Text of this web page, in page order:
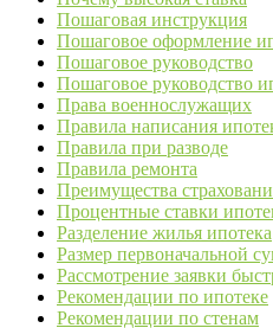
Пошаговая инструкция
Пошаговое оформление
Пошаговое руководство
Пошаговое руководство
Права военнослужащих
Правила написания
Правила при разводе
Правила ремонта
Преимущества
Процентные ставки
Разделение жилья ипотека
Размер первоначальной
Рассмотрение заявки
Рекомендации по ипотеке
Рекомендации по стенам